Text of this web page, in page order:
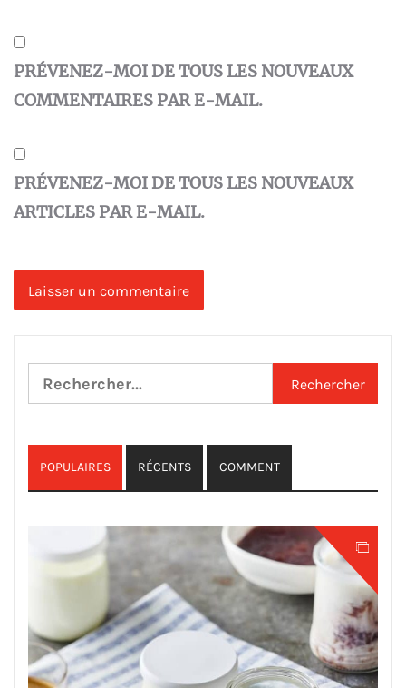
PRÉVENEZ-MOI DE TOUS LES NOUVEAUX
COMMENTAIRES PAR E-MAIL.
PRÉVENEZ-MOI DE TOUS LES NOUVEAUX
ARTICLES PAR E-MAIL.
Rechercher :
POPULAIRES RÉCENTS COMMENT